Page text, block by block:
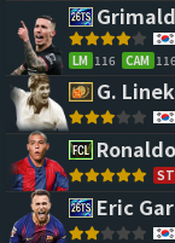
LM 116 CAM 116
G.
Ronaldo
ST
Eric